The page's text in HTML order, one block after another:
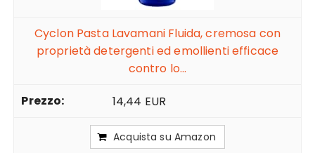
Cyclon Pasta Lavamani Fluida, cremosa con
proprietà detergenti ed emollienti efficace
contro lo...
14,44 EUR
Acquista su Amazon